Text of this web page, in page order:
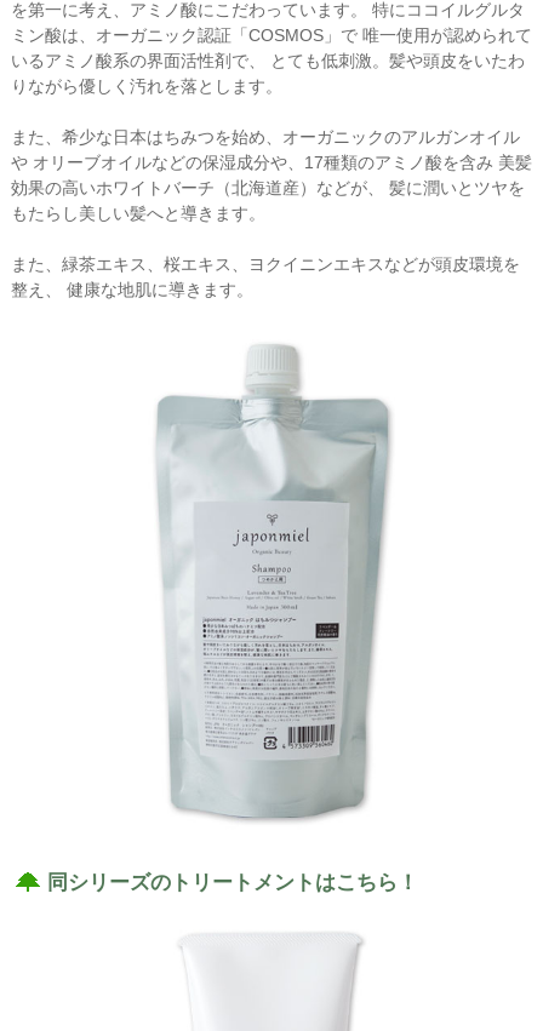
を第一に考え、アミノ酸にこだわっています。 特にココイルグルタ
ミン酸は、オーガニック認証「COSMOS」で 唯一使用が認められて
いるアミノ酸系の界面活性剤で、 とても低刺激。髪や頭皮をいたわ
りながら優しく汚れを落とします。
また、希少な日本はちみつを始め、オーガニックのアルガンオイル
や オリーブオイルなどの保湿成分や、17種類のアミノ酸を含み 美髪
効果の高いホワイトバーチ（北海道産）などが、 髪に潤いとツヤを
もたらし美しい髪へと導きます。
また、緑茶エキス、桜エキス、ヨクイニンエキスなどが頭皮環境を
整え、 健康な地肌に導きます。
同シリーズのトリートメントはこちら！